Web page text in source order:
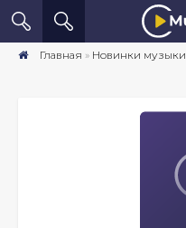
Главная » Новинки музыки